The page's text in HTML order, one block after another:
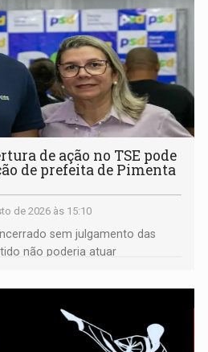
de ação no TSE pode
de prefeita de Pimenta
de 2026 às 15:10
sem julgamento das
não poderia atuar